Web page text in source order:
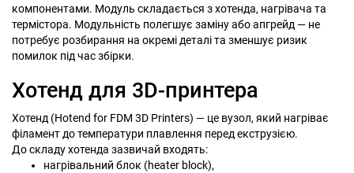
компонентами. Модуль складається з хотенда, нагрівача та
термістора. Модульність полегшує заміну або апгрейд — не
потребує розбирання на окремі деталі та зменшує ризик
помилок під час збірки.
Хотенд для 3D-принтера
Хотенд (Hotend for FDM 3D Printers) — це вузол, який нагріває
філамент до температури плавлення перед екструзією.
До складу хотенда зазвичай входять:
нагрівальний блок (heater block),